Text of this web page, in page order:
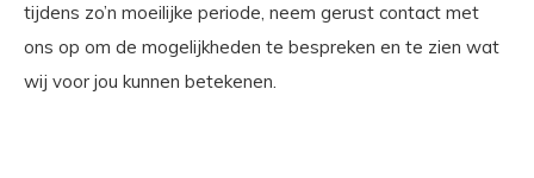
tijdens zo’n moeilijke periode, neem gerust contact met
ons op om de mogelijkheden te bespreken en te zien wat
wij voor jou kunnen betekenen.